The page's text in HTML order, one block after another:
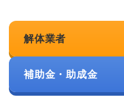
解体業者
補助金・助成金